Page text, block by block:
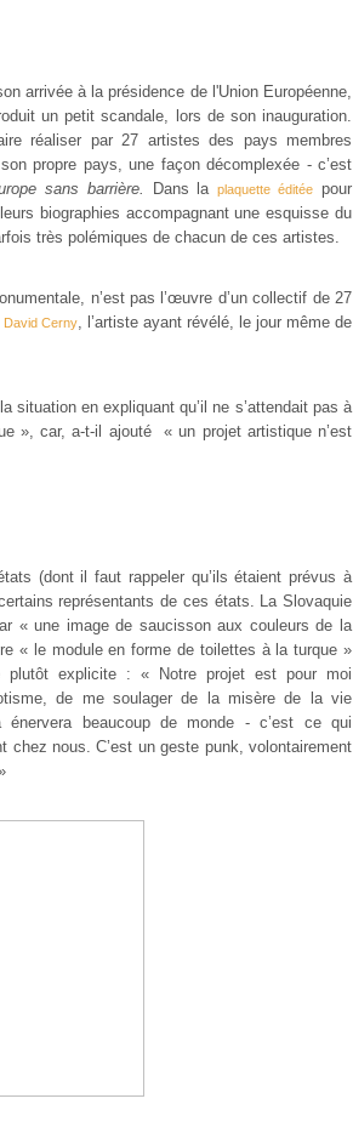
arrivée à la présidence de l'Union Européenne,
un petit scandale, lors de son inauguration.
réaliser par 27 artistes des pays membres
propre pays, une façon décomplexée - c’est
sans barrière. Dans laplaquette éditée pour
biographies accompagnant une esquisse du
très polémiques de chacun de ces artistes.
n’est pas l’œuvre d’un collectif de 27
David Cerny, l’artiste ayant révélé, le jour même de
situation en expliquant qu’il ne s’attendait pas à
», car, a-t-il ajouté « un projet artistique n’est
(dont il faut rappeler qu’ils étaient prévus à
représentants de ces états. La Slovaquie
« une image de saucisson aux couleurs de la
« le module en forme de toilettes à la turque »
plutôt explicite : « Notre projet est pour moi
de me soulager de la misère de la vie
beaucoup de monde - c’est ce qui
chez nous. C’est un geste punk, volontairement